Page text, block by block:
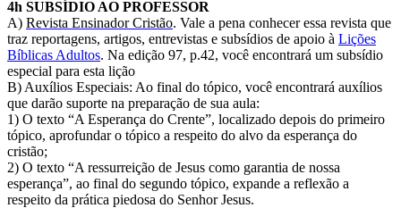
4h SUBSÍDIO AO PROFESSOR
A) Revista Ensinador Cristão. Vale a pena conhecer essa revista que
traz reportagens, artigos, entrevistas e subsídios de apoio à Lições
Bíblicas Adultos. Na edição 97, p.42, você encontrará um subsídio
especial para esta lição
B) Auxílios Especiais: Ao final do tópico, você encontrará auxílios
que darão suporte na preparação de sua aula:
1) O texto “A Esperança do Crente”, localizado depois do primeiro
tópico, aprofundar o tópico a respeito do alvo da esperança do
cristão;
2) O texto “A ressurreição de Jesus como garantia de nossa
esperança”, ao final do segundo tópico, expande a reflexão a
respeito da prática piedosa do Senhor Jesus.